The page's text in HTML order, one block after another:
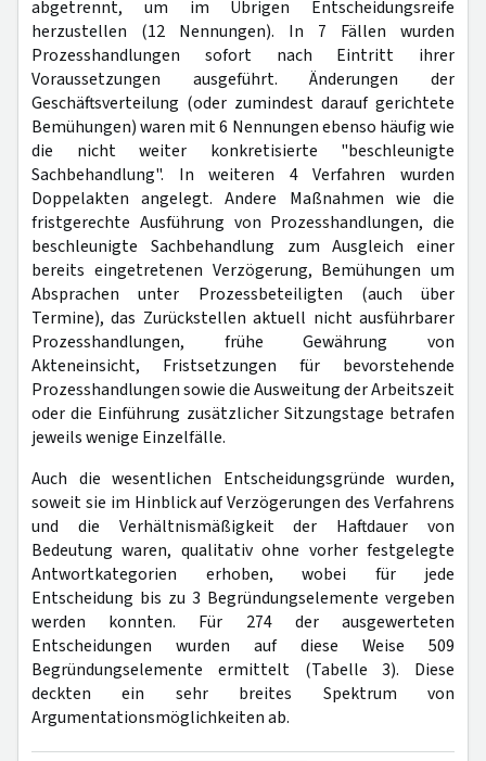
abgetrennt, um im Übrigen Entscheidungsreife
herzustellen (12 Nennungen). In 7 Fällen wurden
Prozesshandlungen sofort nach Eintritt ihrer
Voraussetzungen ausgeführt. Änderungen der
Geschäftsverteilung (oder zumindest darauf gerichtete
Bemühungen) waren mit 6 Nennungen ebenso häufig wie
die nicht weiter konkretisierte "beschleunigte
Sachbehandlung". In weiteren 4 Verfahren wurden
Doppelakten angelegt. Andere Maßnahmen wie die
fristgerechte Ausführung von Prozesshandlungen, die
beschleunigte Sachbehandlung zum Ausgleich einer
bereits eingetretenen Verzögerung, Bemühungen um
Absprachen unter Prozessbeteiligten (auch über
Termine), das Zurückstellen aktuell nicht ausführbarer
Prozesshandlungen, frühe Gewährung von
Akteneinsicht, Fristsetzungen für bevorstehende
Prozesshandlungen sowie die Ausweitung der Arbeitszeit
oder die Einführung zusätzlicher Sitzungstage betrafen
jeweils wenige Einzelfälle.
Auch die wesentlichen Entscheidungsgründe wurden,
soweit sie im Hinblick auf Verzögerungen des Verfahrens
und die Verhältnismäßigkeit der Haftdauer von
Bedeutung waren, qualitativ ohne vorher festgelegte
Antwortkategorien erhoben, wobei für jede
Entscheidung bis zu 3 Begründungselemente vergeben
werden konnten. Für 274 der ausgewerteten
Entscheidungen wurden auf diese Weise 509
Begründungselemente ermittelt (Tabelle 3). Diese
deckten ein sehr breites Spektrum von
Argumentationsmöglichkeiten ab.